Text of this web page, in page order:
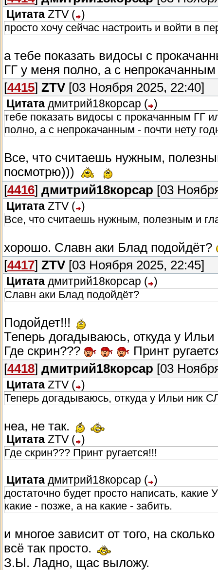
Цитата ZTV ( )
просто хочу сейчас настроить и войти в
а тебе показать видосы с
ГГ у меня полно, а с
[4415] ZTV [03 Ноября 2025, 22:40]
Цитата дмитрий18корсар ( )
тебе показать видосы с прокачанным ГГ
полно, а с непрокачанным - почти нету
Все, что считаешь нужным,
посмотрю)))
[4416] дмитрий18корсар [03
Цитата ZTV ( )
Все, что считаешь нужным, полезным и
хорошо. Славн аки Блад подойдёт?
[4417] ZTV [03 Ноября 2025, 22:45]
Цитата дмитрий18корсар ( )
Славн аки Блад подойдёт?
Подойдет!!!
Теперь догадываюсь, откуда у
Где скрин???
Принт
[4418] дмитрий18корсар [03
Цитата ZTV ( )
Теперь догадываюсь, откуда у Ильи ник
неа, не так.
Цитата ZTV ( )
Где скрин??? Принт ругается!!!
Цитата дмитрий18корсар ( )
достаточно будет просто написать,
какие - позже, а на какие - забить.
и многое зависит от того, на
всё так просто.
З.Ы. Ладно, щас выложу.